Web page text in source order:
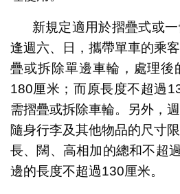
新規定適用於摺疊式或
逢週六、日，攜帶單車的乘
疊或拆除單邊車輪，處理後
180厘米；而原長度不超過
需摺疊或拆除車輪。另外，
隨身行李及其他物品的尺寸
長、闊、高相加的總和不超
邊的長度不超過130厘米。